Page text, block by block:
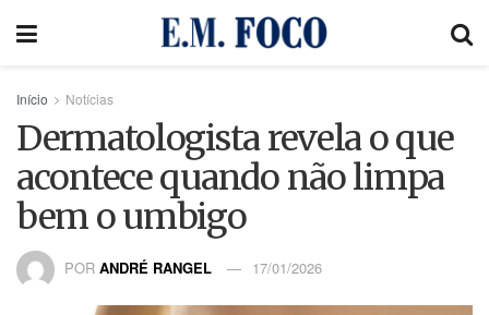
Início Notícias
Dermatologista revela o que
acontece quando não limpa
bem o umbigo
POR ANDRÉ RANGEL 17/01/2026